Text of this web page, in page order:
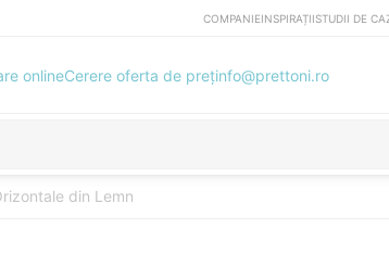
COMPANIEINSPIRAȚIISTUDII DE
onlineCerere oferta de preținfo@prettoni.ro
din Lemn